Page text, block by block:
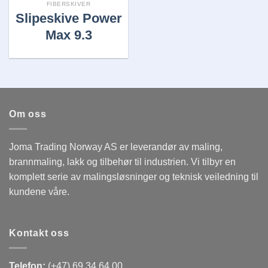
FIBERSKIVER
Slipeskive Power
Max 9.3
Om oss
Joma Trading Norway AS er leverandør av maling,
brannmaling, lakk og tilbehør til industrien. Vi tilbyr en
komplett serie av malingsløsninger og teknisk veiledning til
kundene våre.
Kontakt oss
Telefon: (+47) 69 34 64 00